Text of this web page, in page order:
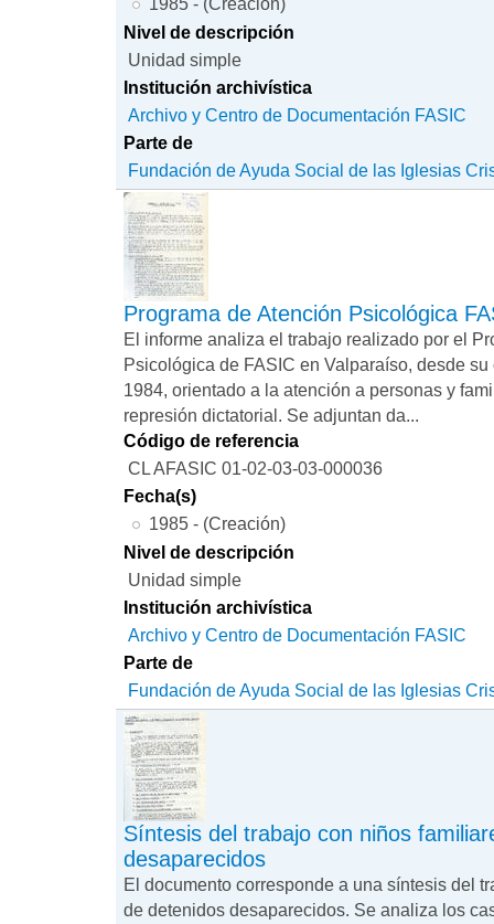
Nivel de descripción
Unidad simple
Institución archivística
Archivo y Centro de Documentación FASIC
Parte de
Fundación de Ayuda Social de las Iglesias
Programa de Atención Psicológica
El informe analiza el trabajo realizado por el
Psicológica de FASIC en Valparaíso, desde
1984, orientado a la atención a personas y
represión dictatorial. Se adjuntan da...
Código de referencia
CL AFASIC 01-02-03-03-000036
Fecha(s)
1985 - (Creación)
Nivel de descripción
Unidad simple
Institución archivística
Archivo y Centro de Documentación FASIC
Parte de
Fundación de Ayuda Social de las Iglesias
Síntesis del trabajo con niños
desaparecidos
El documento corresponde a una síntesis del
de detenidos desaparecidos. Se analiza los